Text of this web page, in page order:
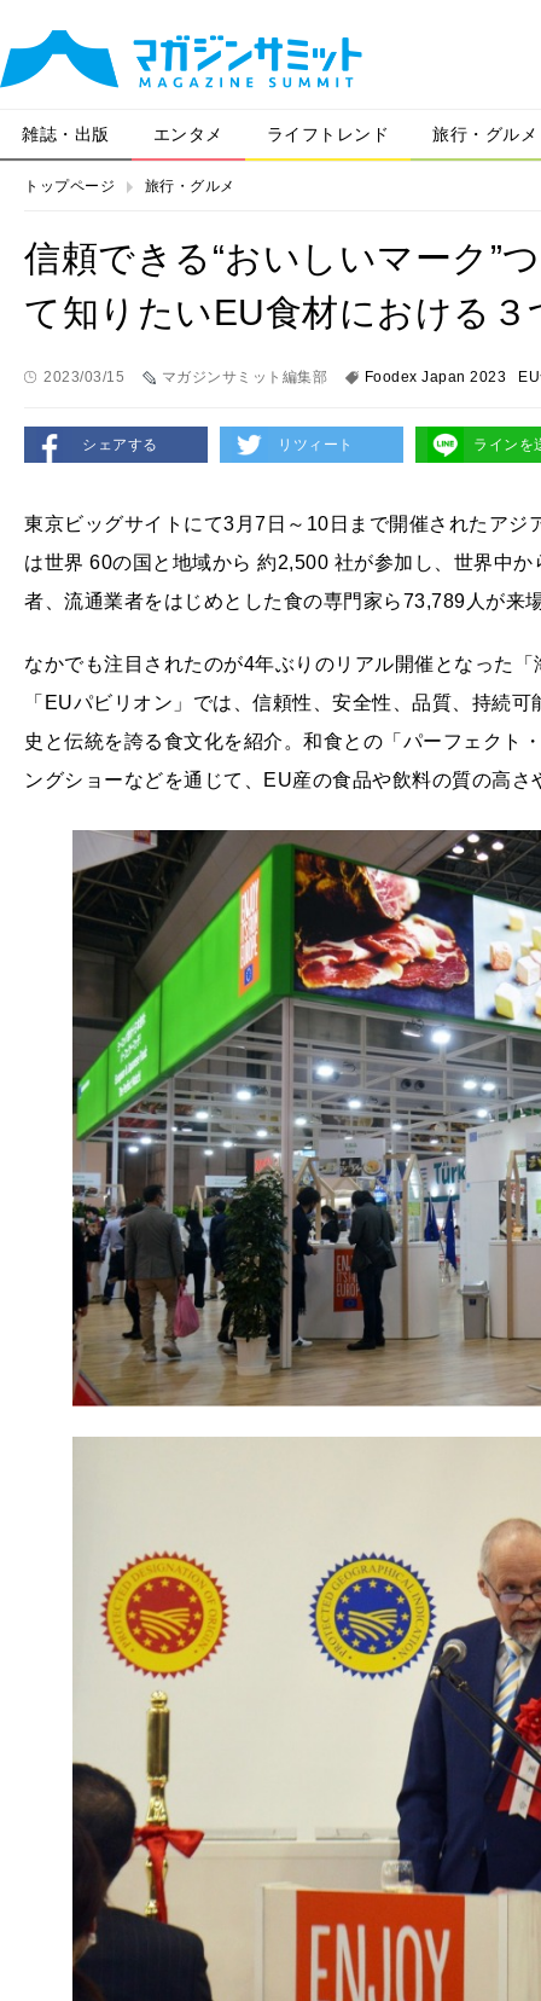
雑誌・出版 エンタメ ライフトレンド 旅行・グルメ
トップページ 旅行・グルメ
信頼できる“おいしいマーク”
て知りたいEU食材における
2023/03/15 マガジンサミット編集部 Foodex Japan 2023
シェアする リツィート ラインを
東京ビッグサイトにて3月7日～10日まで開催されたア
は世界 60の国と地域から 約2,500 社が参加し、世界中
者、流通業者をはじめとした食の専門家ら73,789人が来
なかでも注目されたのが4年ぶりのリアル開催となった
「EUパビリオン」では、信頼性、安全性、品質、持続
史と伝統を誇る食文化を紹介。和食との「パーフェクト
ングショーなどを通じて、EU産の食品や飲料の質の高